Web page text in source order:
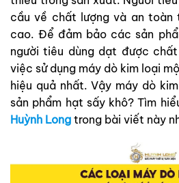
cầu về chất lượng và an toàn
cao. Để đảm bảo các sản
người tiêu dùng dạt được
việc sử dụng máy dò kim loại
hiệu quả nhất. Vậy máy dò
sản phẩm hạt sấy khô? Tìm
Huỳnh Long trong bài viết này